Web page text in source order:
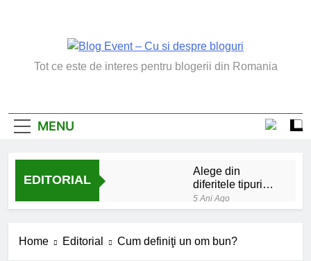
Blog Event – Cu Si
Tot ce este de interes pentru blogerii din Romania
MENU
EDITORIAL
Alege din
diferitele tipuri
de bratara de
argint
5 Ani Ago
5 Ani Ago
Home Editorial Cum definiţi un om bun?